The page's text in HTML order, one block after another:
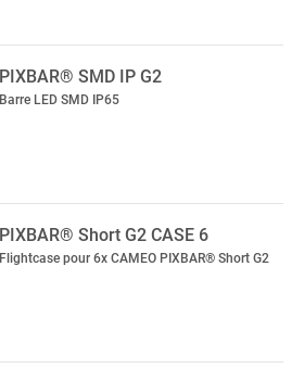
PIXBAR® SMD IP G2
Barre LED SMD IP65
PIXBAR® Short G2 CASE 6
Flightcase pour 6x CAMEO PIXBAR® Short G2